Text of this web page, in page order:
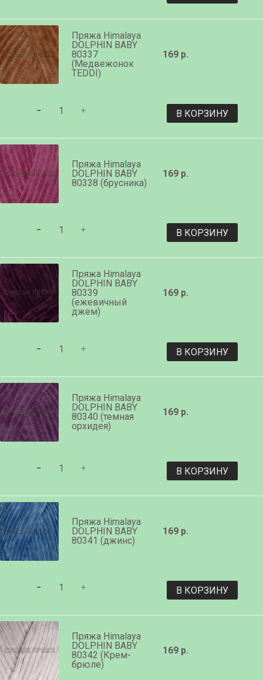
Пряжа Himalaya
DOLPHIN BABY
80337
(Медвежонок
TEDDI)
169 р.
В КОРЗИНУ
Пряжа Himalaya
DOLPHIN BABY
80338 (брусника)
169 р.
В КОРЗИНУ
Пряжа Himalaya
DOLPHIN BABY
80339
(ежевичный
джем)
169 р.
В КОРЗИНУ
Пряжа Himalaya
DOLPHIN BABY
80340 (темная
орхидея)
169 р.
В КОРЗИНУ
Пряжа Himalaya
DOLPHIN BABY
80341 (джинс)
169 р.
В КОРЗИНУ
Пряжа Himalaya
DOLPHIN BABY
80342 (Крем-
брюле)
169 р.